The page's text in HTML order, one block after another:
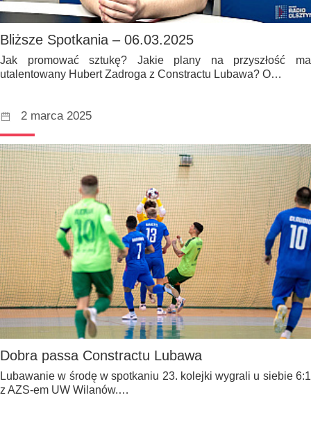
Bliższe Spotkania – 06.03.2025
Jak promować sztukę? Jakie plany na przyszłość ma
utalentowany Hubert Zadroga z Constractu Lubawa? O…
2 marca 2025
Dobra passa Constractu Lubawa
Lubawanie w środę w spotkaniu 23. kolejki wygrali u siebie 6:1
z AZS-em UW Wilanów.…